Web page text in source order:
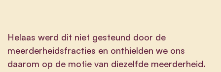
Helaas werd dit niet gesteund door de
meerderheidsfracties en onthielden we ons
daarom op de motie van diezelfde meerderheid.